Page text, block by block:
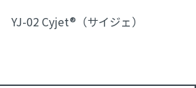
YJ-02 Cyjet®（サイジェ）